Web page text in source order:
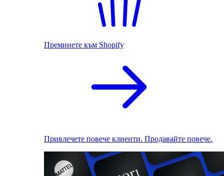
Преминете към Shopify
Привлечете повече клиенти. Продавайте повече.